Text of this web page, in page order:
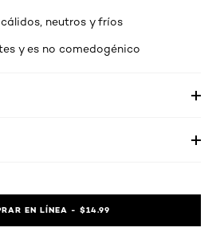
neutros y fríos
y es no comedogénico
EN LÍNEA - $14.99